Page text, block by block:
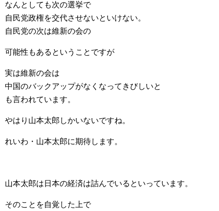
なんとしても次の選挙で
自民党政権を交代させないといけない。
自民党の次は維新の会の
可能性もあるということですが
実は維新の会は
中国のバックアップがなくなってきびしいと
も言われています。
やはり山本太郎しかいないですね。
れいわ・山本太郎に期待します。
山本太郎は日本の経済は詰んでいるといっています。
そのことを自覚した上で